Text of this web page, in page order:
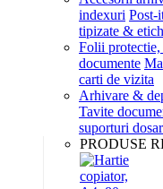
indexuri Post-
tipizate &
Folii
documente
carti de vizita
Arhivare &
Tavite
suporturi
PRODUSE